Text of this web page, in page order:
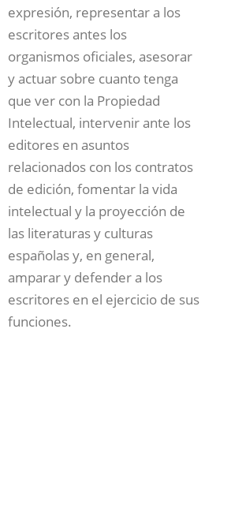
expresión, representar a los
escritores antes los
organismos oficiales, asesorar
y actuar sobre cuanto tenga
que ver con la Propiedad
Intelectual, intervenir ante los
editores en asuntos
relacionados con los contratos
de edición, fomentar la vida
intelectual y la proyección de
las literaturas y culturas
españolas y, en general,
amparar y defender a los
escritores en el ejercicio de sus
funciones.